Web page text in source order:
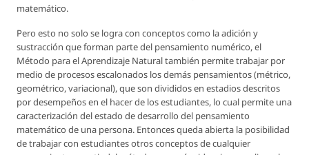
matemático.
Pero esto no solo se logra con conceptos como la adición y
sustracción que forman parte del pensamiento numérico, el
Método para el Aprendizaje Natural también permite trabajar por
medio de procesos escalonados los demás pensamientos (métrico,
geométrico, variacional), que son divididos en estadios descritos
por desempeños en el hacer de los estudiantes, lo cual permite una
caracterización del estado de desarrollo del pensamiento
matemático de una persona. Entonces queda abierta la posibilidad
de trabajar con estudiantes otros conceptos de cualquier